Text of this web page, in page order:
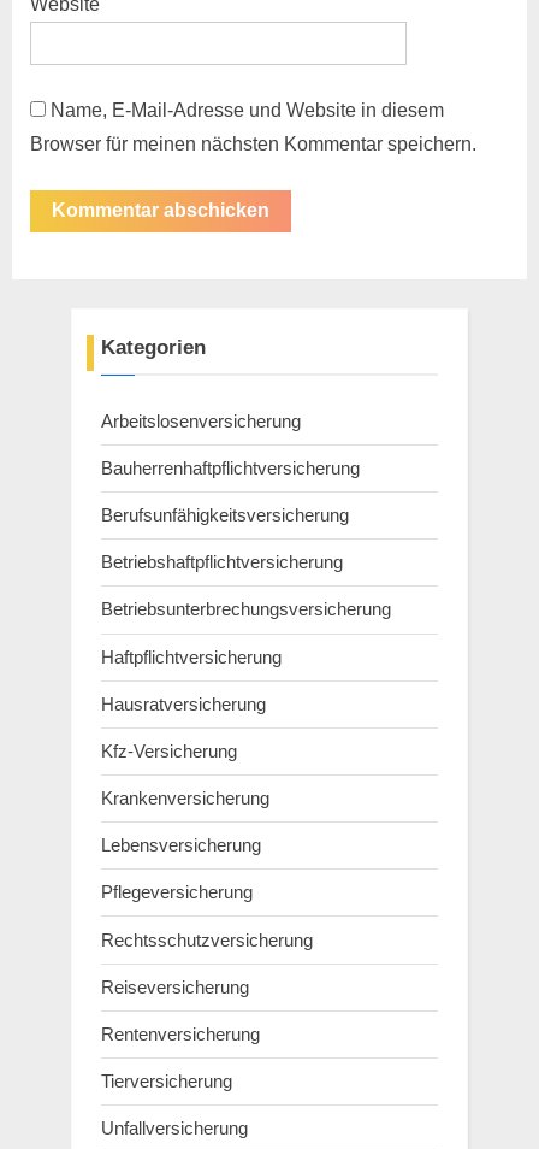
Website
Name, E-Mail-Adresse und Website in diesem
Browser für meinen nächsten Kommentar speichern.
Kategorien
Arbeitslosenversicherung
Bauherrenhaftpflichtversicherung
Berufsunfähigkeitsversicherung
Betriebshaftpflichtversicherung
Betriebsunterbrechungsversicherung
Haftpflichtversicherung
Hausratversicherung
Kfz-Versicherung
Krankenversicherung
Lebensversicherung
Pflegeversicherung
Rechtsschutzversicherung
Reiseversicherung
Rentenversicherung
Tierversicherung
Unfallversicherung